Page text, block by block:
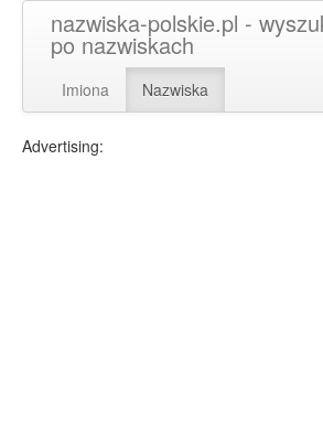
nazwiska-polskie.pl -
po nazwiskach
Imiona Nazwiska
Advertising: